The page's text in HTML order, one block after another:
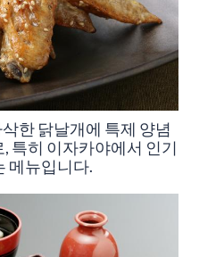
한 닭날개에 특제 양념
특히 이자카야에서 인기
메뉴입니다.